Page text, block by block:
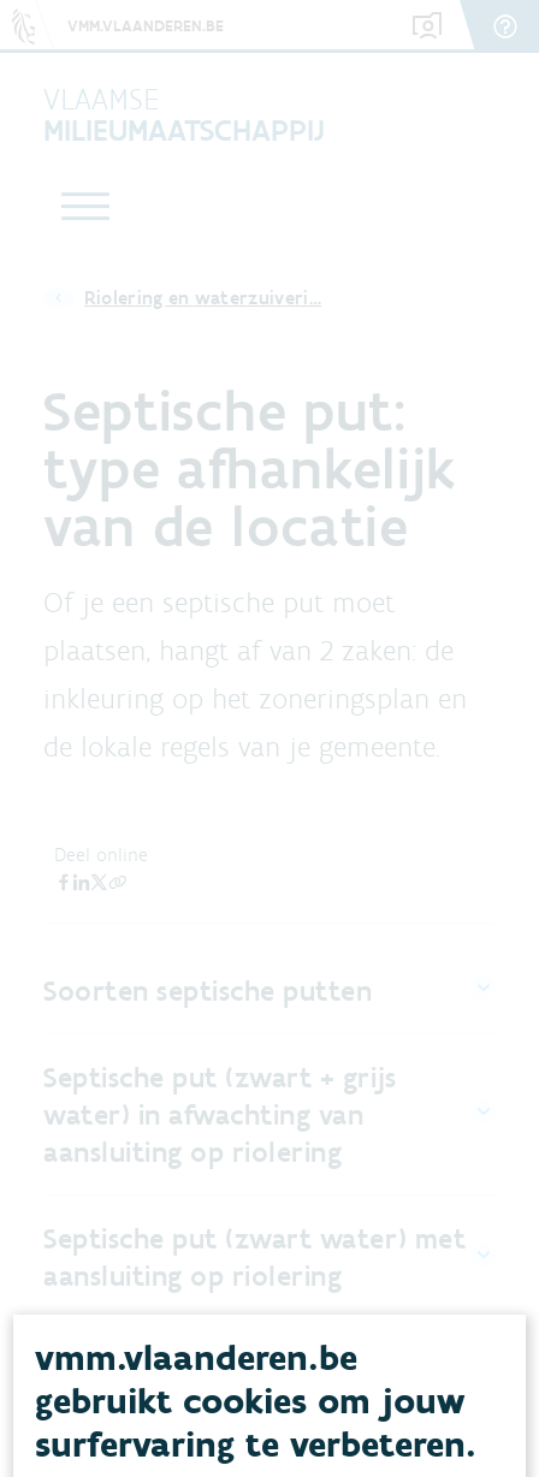
VMM.VLAANDEREN.BE
VLAAMSE
MILIEUMAATSCHAPPIJ
Riolering en waterzuiveri…
Septische put:
type afhankelijk
van de locatie
Of je een septische put moet
plaatsen, hangt af van 2 zaken: de
inkleuring op het zoneringsplan en
de lokale regels van je gemeente.
Deel online
Soorten septische putten
Septische put (zwart + grijs
water) in afwachting van
aansluiting op riolering
Septische put (zwart water) met
aansluiting op riolering
Technische voorschriften en
dimensionering septische putten
vmm.vlaanderen.be
gebruikt cookies om jouw
surfervaring te verbeteren.